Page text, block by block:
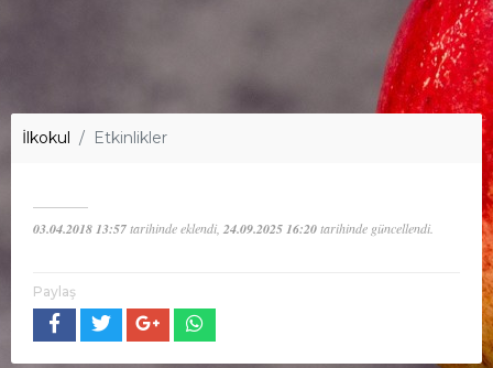
İlkokul Etkinlikler
03.04.2018 13:57tarihinde eklendi, 24.09.2025 16:20tarihinde güncellendi.
Paylaş